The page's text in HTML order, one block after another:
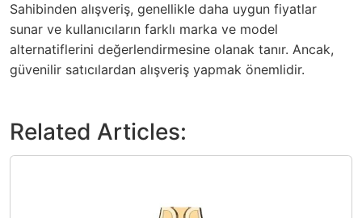
Sahibinden alışveriş, genellikle daha uygun fiyatlar
sunar ve kullanıcıların farklı marka ve model
alternatiflerini değerlendirmesine olanak tanır. Ancak,
güvenilir satıcılardan alışveriş yapmak önemlidir.
Related Articles: